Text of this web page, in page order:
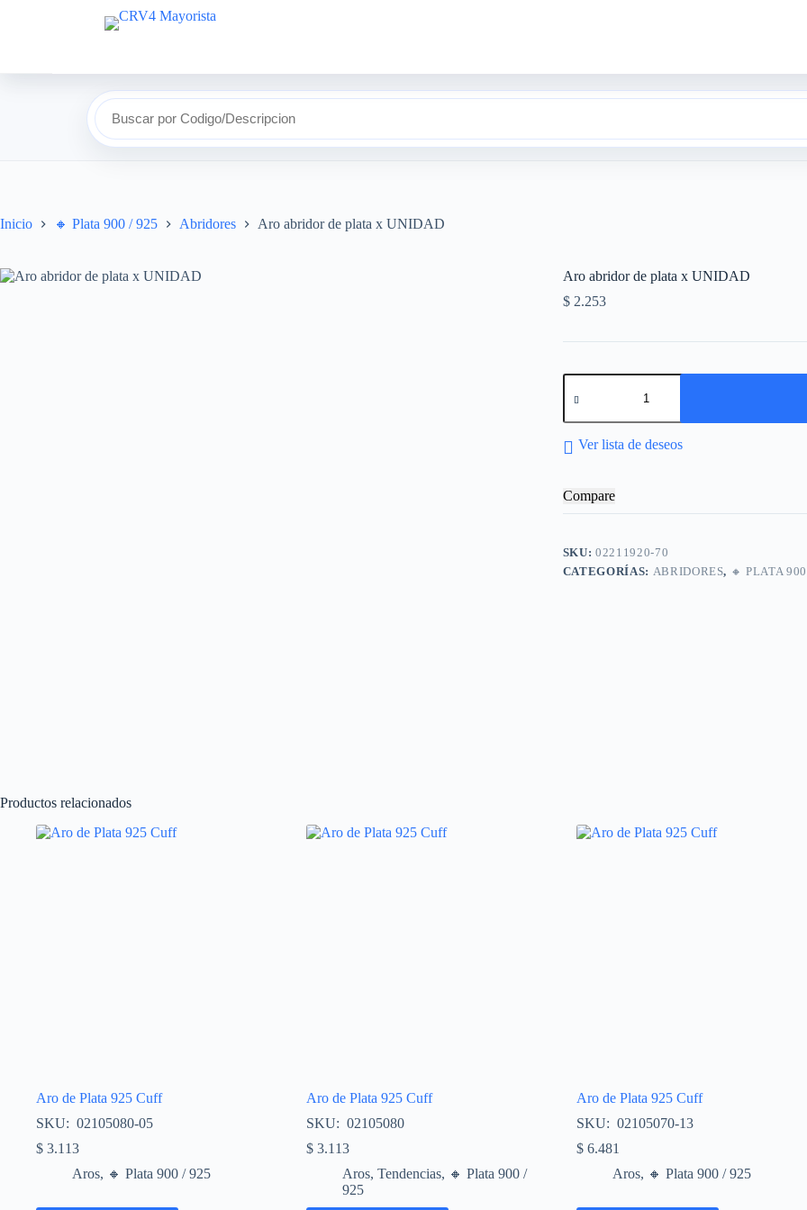
Buscar por Codigo/Descripcion
Inicio 🔸​ Plata 900 / 925 Abridores Aro abridor de plata x UNIDAD
Aro abridor de plata x UNIDAD
$2.253
Aro
abridor
plata
x
UNIDAD
Ver lista de deseos
Compare
SKU:02211920-70
CATEGORÍAS: ABRIDORES, 🔸​ PLATA
Productos relacionados
Aro de Plata 925 Cuff
SKU: 02105080-05
$ 3.113
Aros, 🔸​ Plata 900 / 925
Aro de Plata 925 Cuff
SKU: 02105080
$3.113
Aros, Tendencias, 🔸​ Plata 900 /
925
Aro de Plata 925 Cuff
SKU: 02105070-13
$6.481
Aros, 🔸​ Plata 900 / 925